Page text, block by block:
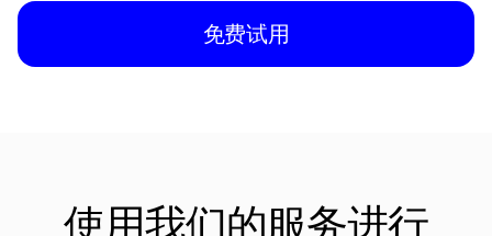
免费试用
使用我们的服务进行